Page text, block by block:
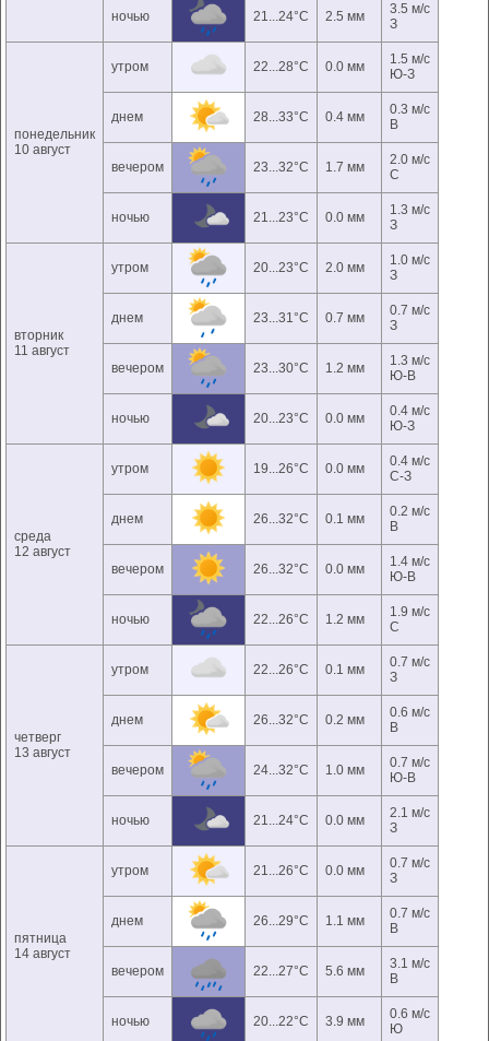
ночью 21...24°C 2.5 мм
3.5 м/с
З
понедельник
10 август
утром 22...28°C 0.0 мм
1.5 м/с
Ю-З
днем 28...33°C 0.4 мм
0.3 м/с
В
вечером 23...32°C 1.7 мм
2.0 м/с
С
ночью 21...23°C 0.0 мм
1.3 м/с
З
вторник
11 август
утром 20...23°C 2.0 мм
1.0 м/с
З
днем 23...31°C 0.7 мм
0.7 м/с
З
вечером 23...30°C 1.2 мм
1.3 м/с
Ю-В
ночью 20...23°C 0.0 мм
0.4 м/с
Ю-З
среда
12 август
утром 19...26°C 0.0 мм
0.4 м/с
С-З
днем 26...32°C 0.1 мм
0.2 м/с
В
вечером 26...32°C 0.0 мм
1.4 м/с
Ю-В
ночью 22...26°C 1.2 мм
1.9 м/с
С
четверг
13 август
утром 22...26°C 0.1 мм
0.7 м/с
З
днем 26...32°C 0.2 мм
0.6 м/с
В
вечером 24...32°C 1.0 мм
0.7 м/с
Ю-В
ночью 21...24°C 0.0 мм
2.1 м/с
З
пятница
14 август
утром 21...26°C 0.0 мм
0.7 м/с
З
днем 26...29°C 1.1 мм
0.7 м/с
В
вечером 22...27°C 5.6 мм
3.1 м/с
В
ночью 20...22°C 3.9 мм
0.6 м/с
Ю